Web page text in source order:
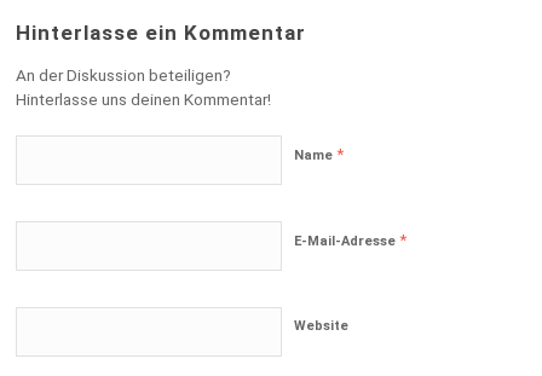
Hinterlasse ein Kommentar
An der Diskussion beteiligen?
Hinterlasse uns deinen Kommentar!
Name*
E-Mail-Adresse*
Website